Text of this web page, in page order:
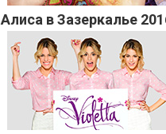
Алиса в Зазеркалье